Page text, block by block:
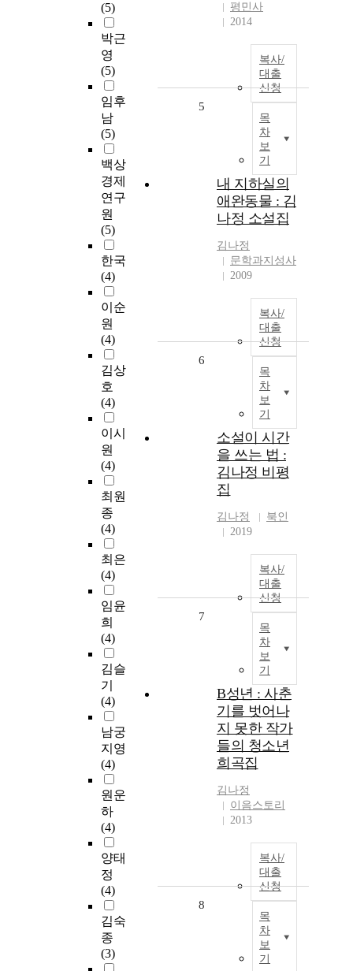
(5)
박근
영
(5)
임후
남
(5)
백상
경제
연구
원
(5)
한국
(4)
이순
원
(4)
김상
호
(4)
이시
원
(4)
최원
종
(4)
최은
(4)
임윤
희
(4)
김슬
기
(4)
남궁
지영
(4)
원운
하
(4)
양태
정
(4)
김숙
종
(3)
평민사
2014
복사/
대출
신청
목
차
보
기
5
내 지하실의
애완동물 : 김
나정 소설집
김나정
문학과지성사
2009
복사/
대출
신청
목
차
보
기
6
소설이 시간
을 쓰는 법 :
김나정 비평
집
김나정
북인
2019
복사/
대출
신청
목
차
보
기
7
B성년 : 사춘
기를 벗어나
지 못한 작가
들의 청소년
희곡집
김나정
이음스토리
2013
복사/
대출
신청
목
차
보
기
8